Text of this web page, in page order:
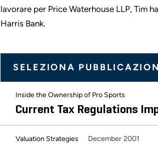
lavorare per Price Waterhouse LLP, Tim
Harris Bank.
SELEZIONA
Inside the Ownership of Pro Sports
Current Tax Regulations
Valuation Strategies December 2001